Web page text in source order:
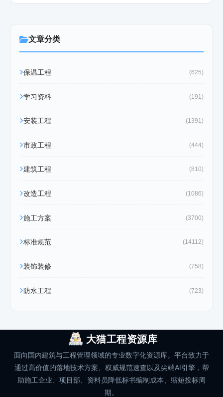
文章分类
保温工程 (625)
学习资料 (191)
安装工程 (1391)
市政工程 (444)
建筑工程 (810)
改造工程 (1086)
施工方案 (3700)
标准规范 (14112)
装饰装修 (758)
防水工程 (723)
大猫工程资源库
面向国内建筑与工程管理领域的专业数字化资源库。平台致力于
通过高价值的落地技术方案、权威规范速查以及尖端AI引擎，帮
助施工企业、项目部、资料员降低标书编制成本、缩短投标周
期。